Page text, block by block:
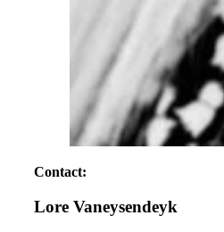
Contact:
Lore Vaneysendeyk